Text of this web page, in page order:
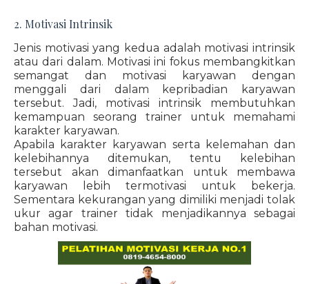
2. Motivasi Intrinsik
Jenis motivasi yang kedua adalah motivasi intrinsik
atau dari dalam. Motivasi ini fokus membangkitkan
semangat dan motivasi karyawan dengan
menggali dari dalam kepribadian karyawan
tersebut. Jadi, motivasi intrinsik membutuhkan
kemampuan seorang trainer untuk memahami
karakter karyawan.
Apabila karakter karyawan serta kelemahan dan
kelebihannya ditemukan, tentu kelebihan
tersebut akan dimanfaatkan untuk membawa
karyawan lebih termotivasi untuk bekerja.
Sementara kekurangan yang dimiliki menjadi tolak
ukur agar trainer tidak menjadikannya sebagai
bahan motivasi.